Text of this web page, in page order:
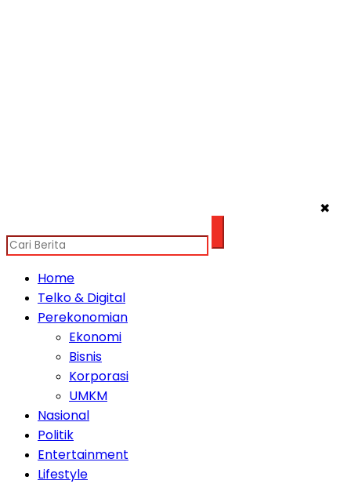
✖
Home
Telko & Digital
Perekonomian
Ekonomi
Bisnis
Korporasi
UMKM
Nasional
Politik
Entertainment
Lifestyle